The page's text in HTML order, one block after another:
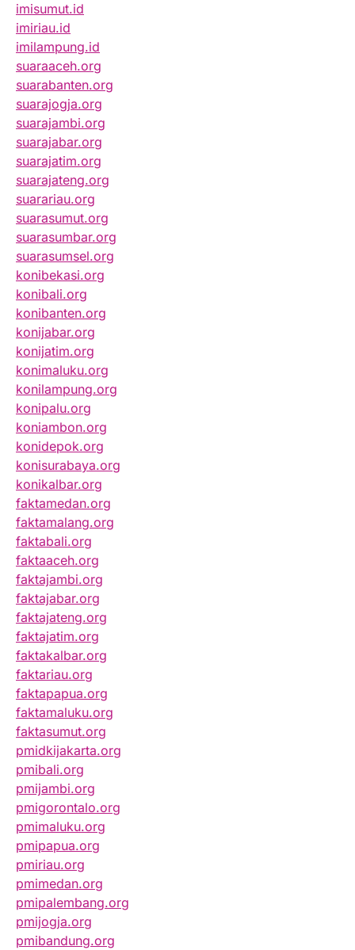
imisumut.id
imiriau.id
imilampung.id
suaraaceh.org
suarabanten.org
suarajogja.org
suarajambi.org
suarajabar.org
suarajatim.org
suarajateng.org
suarariau.org
suarasumut.org
suarasumbar.org
suarasumsel.org
konibekasi.org
konibali.org
konibanten.org
konijabar.org
konijatim.org
konimaluku.org
konilampung.org
konipalu.org
koniambon.org
konidepok.org
konisurabaya.org
konikalbar.org
faktamedan.org
faktamalang.org
faktabali.org
faktaaceh.org
faktajambi.org
faktajabar.org
faktajateng.org
faktajatim.org
faktakalbar.org
faktariau.org
faktapapua.org
faktamaluku.org
faktasumut.org
pmidkijakarta.org
pmibali.org
pmijambi.org
pmigorontalo.org
pmimaluku.org
pmipapua.org
pmiriau.org
pmimedan.org
pmipalembang.org
pmijogja.org
pmibandung.org